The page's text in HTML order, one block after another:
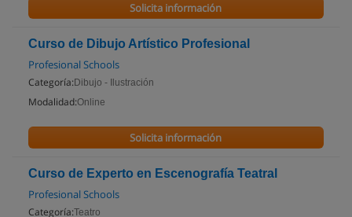
Solicita información
Curso de Dibujo Artístico Profesional
Profesional Schools
Categoría: Dibujo - Ilustración
Modalidad:Online
Solicita información
Curso de Experto en Escenografía Teatral
Profesional Schools
Categoría:Teatro